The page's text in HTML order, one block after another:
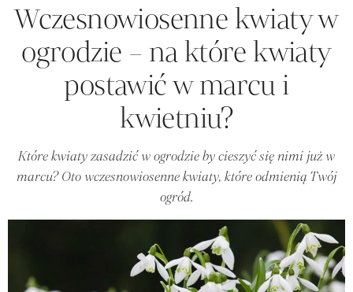
Wczesnowiosenne kwiaty w
ogrodzie – na które kwiaty
postawić w marcu i
kwietniu?
Które kwiaty zasadzić w ogrodzie by cieszyć się nimi już w
marcu? Oto wczesnowiosenne kwiaty, które odmienią Twój
ogród.